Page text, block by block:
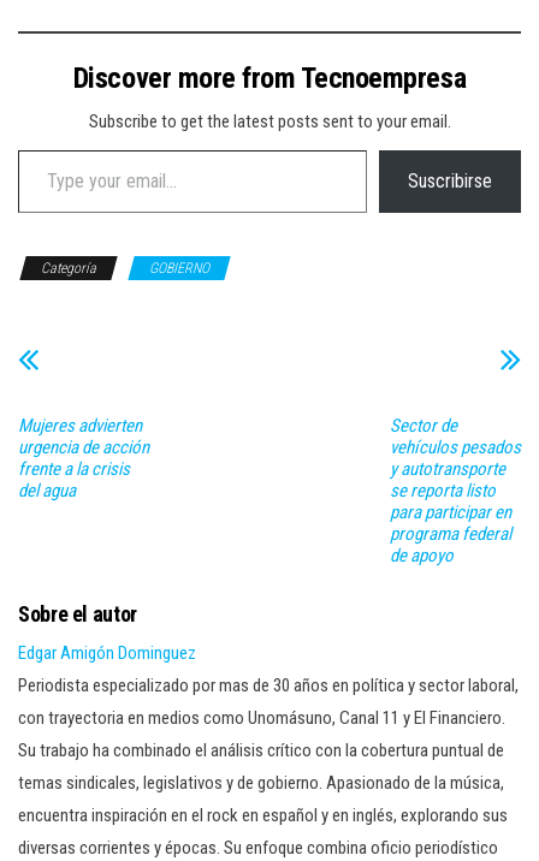
Discover more from Tecnoempresa
Subscribe to get the latest posts sent to your email.
Type your email…
Suscribirse
Categoría GOBIERNO
Mujeres advierten
urgencia de acción
frente a la crisis
del agua
Sector de
vehículos pesados
y autotransporte
se reporta listo
para participar en
programa federal
de apoyo
Sobre el autor
Edgar Amigón Dominguez
Periodista especializado por mas de 30 años en política y sector laboral,
con trayectoria en medios como Unomásuno, Canal 11 y El Financiero.
Su trabajo ha combinado el análisis crítico con la cobertura puntual de
temas sindicales, legislativos y de gobierno. Apasionado de la música,
encuentra inspiración en el rock en español y en inglés, explorando sus
diversas corrientes y épocas. Su enfoque combina oficio periodístico